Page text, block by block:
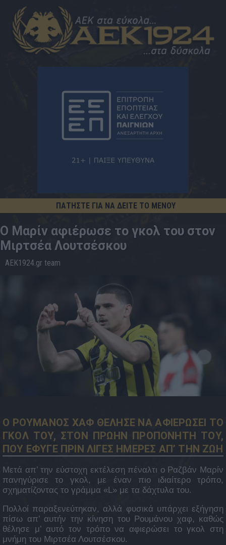
ΠΑΤΗΣΤΕ ΓΙΑ ΝΑ ΔΕΙΤΕ ΤΟ ΜΕΝΟΥ
Ο Μαρίν αφιέρωσε το γκολ του στον
Μιρτσέα Λουτσέσκου
AEK1924.gr team
Ο ΡΟΥΜΑΝΟΣ ΧΑΦ ΘΕΛΗΣΕ ΝΑ ΑΦΙΕΡΩΣΕΙ ΤΟ
ΓΚΟΛ ΤΟΥ, ΣΤΟΝ ΠΡΩΗΝ ΠΡΟΠΟΝΗΤΗ ΤΟΥ,
ΠΟΥ ΕΦΥΓΕ ΠΡΙΝ ΛΙΓΕΣ ΗΜΕΡΕΣ ΑΠ’ ΤΗΝ ΖΩΗ
Μετά απ’ την εύστοχη εκτέλεση πέναλτι ο Ραζβάν Μαρίν
πανηγύρισε το γκολ, με έναν πιο ιδιαίτερο τρόπο,
σχηματίζοντας το γράμμα «L» με τα δάχτυλα του.
Πολλοί παραξενεύτηκαν, αλλά φυσικά υπάρχει εξήγηση
πίσω απ’ αυτήν την κίνηση του Ρουμάνου χαφ, καθώς
θέλησε μ’ αυτό τον τρόπο να αφιερώσει το γκολ στη
μνήμη του Μιρτσέα Λουτσέσκου.